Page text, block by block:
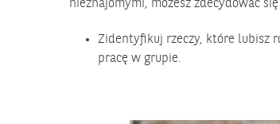
nieznajomymi, możesz zdecydować
Zidentyfikuj rzeczy, które lubisz
pracę w grupie.